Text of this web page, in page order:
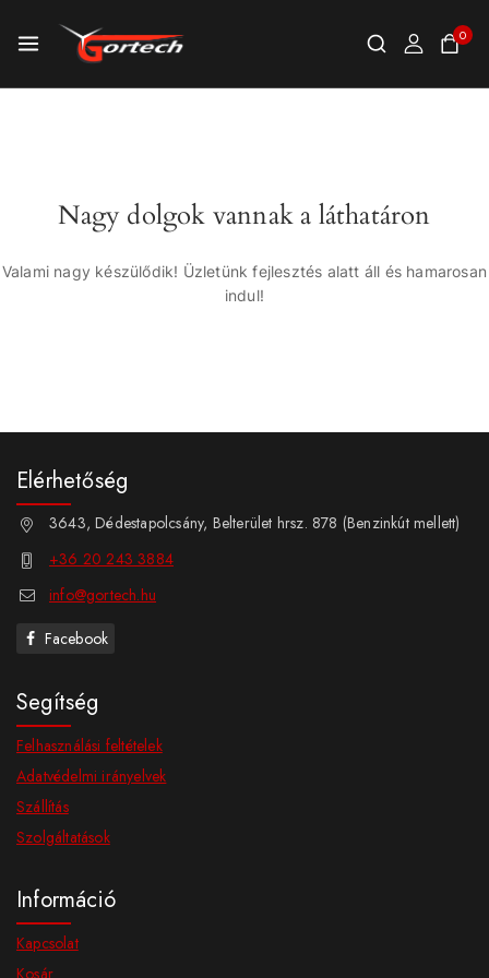
0
Nagy dolgok vannak a láthatáron
Valami nagy készülődik! Üzletünk fejlesztés alatt áll és hamarosan
indul!
Elérhetőség
3643, Dédestapolcsány, Belterület hrsz. 878 (Benzinkút mellett)
+36 20 243 3884
info@gortech.hu
Facebook
Segítség
Felhasználási feltételek
Adatvédelmi irányelvek
Szállítás
Szolgáltatások
Információ
Kapcsolat